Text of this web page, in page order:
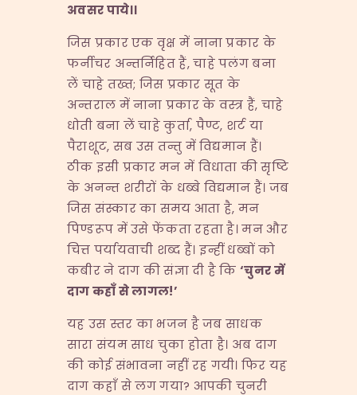
अवसर पाये।।
जिस प्रकार एक वृक्ष में नाना प्रकार के
फर्नीचर अन्तर्निहित हैं, चाहे पलंग बना
लें चाहे तख्त; जिस प्रकार सूत के
अन्तराल में नाना प्रकार के वस्त्र हैं, चाहे
धोती बना लें चाहे कुर्ता, पैण्ट, शर्ट या
पैराशूट, सब उस तन्तु में विद्यमान हैं।
ठीक इसी प्रकार मन में विधाता की सृष्टि
के अनन्त शरीरों के धब्बे विद्यमान हैं। जब
जिस संस्कार का समय आता है, मन
पिण्डरूप में उसे फेंकता रहता है। मन और
चित्त पर्यायवाची शब्द हैं। इन्हीं धब्बों को
कबीर ने दाग की संज्ञा दी है कि‘चुनर में
दाग कहाँ से लागल!’
यह उस स्तर का भजन है जब साधक
सारा संयम साध चुका होता है। अब दाग
की कोई संभावना नहीं रह गयी। फिर यह
दाग कहाँ से लग गया? आपकी चुनरी